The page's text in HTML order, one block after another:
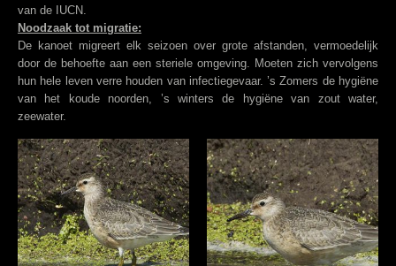
van de IUCN.
Noodzaak tot migratie:
De kanoet migreert elk seizoen over grote afstanden, vermoedelijk
door de behoefte aan een steriele omgeving. Moeten zich vervolgens
hun hele leven verre houden van infectiegevaar. ’s Zomers de hygiëne
van het koude noorden, ’s winters de hygiëne van zout water,
zeewater.